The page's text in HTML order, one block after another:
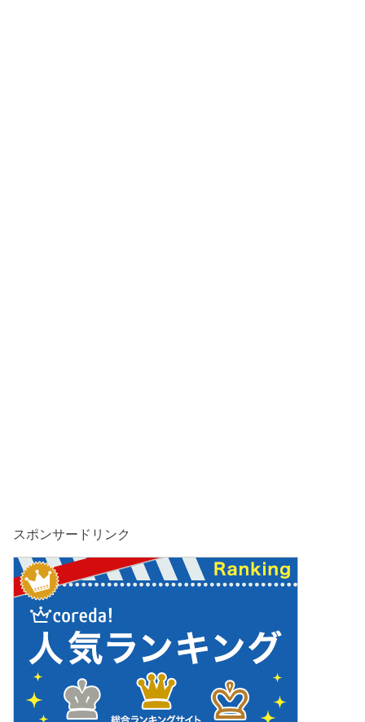
スポンサードリンク